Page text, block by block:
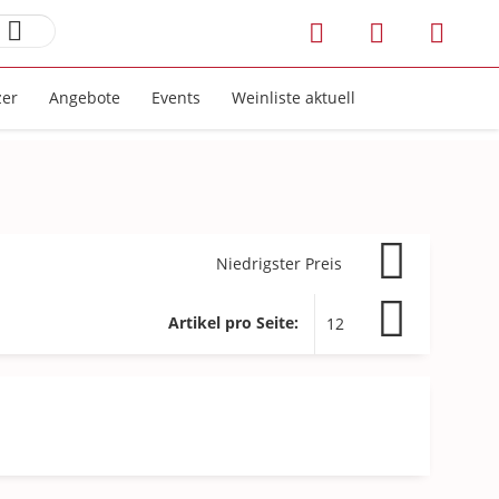
Angebote Events Weinliste aktuell
Artikel pro Seite: